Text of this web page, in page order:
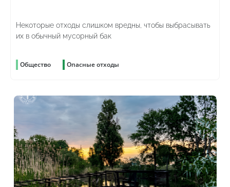
Некоторые отходы слишком вредны, чтобы выбрасывать
их в обычный мусорный бак
Общество Опасные отходы